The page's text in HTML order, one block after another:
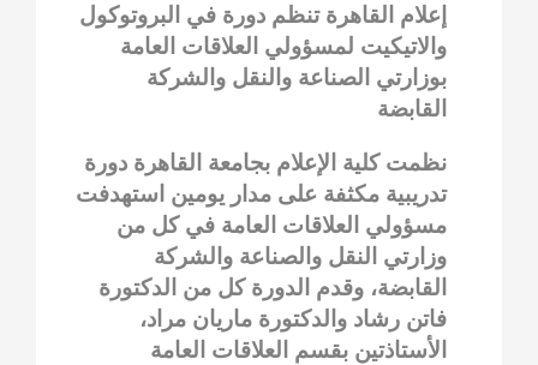
إعلام القاهرة تنظم دورة في البروتوكول
والاتيكيت لمسؤولي العلاقات العامة
بوزارتي الصناعة والنقل والشركة
القابضة
نظمت كلية الإعلام بجامعة القاهرة دورة
تدريبية مكثفة على مدار يومين استهدفت
مسؤولي العلاقات العامة في كل من
وزارتي النقل والصناعة والشركة
القابضة، وقدم الدورة كل من الدكتورة
فاتن رشاد والدكتورة ماريان مراد،
الأستاذتين بقسم العلاقات العامة